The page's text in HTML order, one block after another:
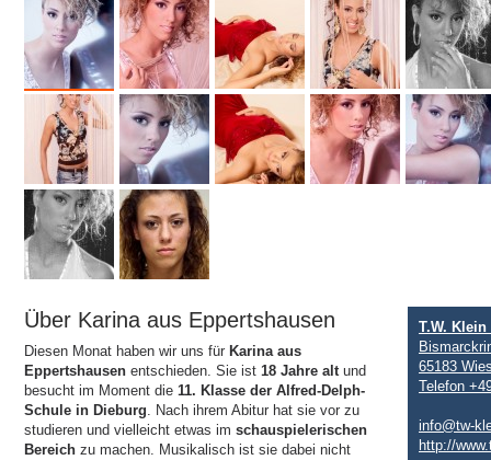
Über Karina aus Eppertshausen
Diesen Monat haben wir uns für Karina aus
Eppertshausen entschieden. Sie ist 18 Jahre alt und
besucht im Moment die 11. Klasse der Alfred-Delph-
Schule in Dieburg. Nach ihrem Abitur hat sie vor zu
studieren und vielleicht etwas im schauspielerischen
Bereich zu machen. Musikalisch ist sie dabei nicht
T.W.
65183
Telefon
info@tw-
http://